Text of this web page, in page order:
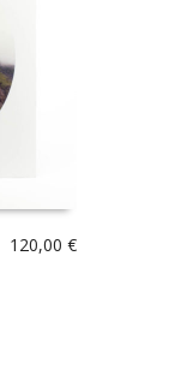
120,00 €